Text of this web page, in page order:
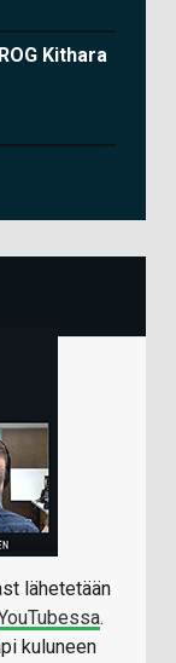
Kithara
lähetetään
.
kuluneen